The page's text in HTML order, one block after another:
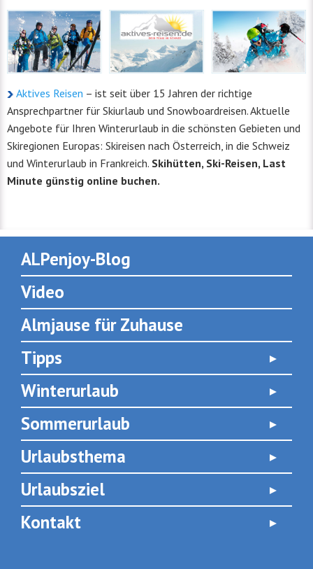
Aktives Reisen – ist seit über 15 Jahren der richtige
Ansprechpartner für Skiurlaub und Snowboardreisen. Aktuelle
Angebote für Ihren Winterurlaub in die schönsten Gebieten und
Skiregionen Europas: Skireisen nach Österreich, in die Schweiz
und Winterurlaub in Frankreich. Skihütten, Ski-Reisen, Last
Minute günstig online buchen.
ALPenjoy-Blog
Video
Almjause für Zuhause
Tipps
Winterurlaub
Sommerurlaub
Urlaubsthema
Urlaubsziel
Kontakt